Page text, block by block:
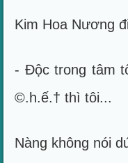
Kim Hoa Nương
- Độc trong tâm
©.h.ế.† thì tôi...
Nàng không nói